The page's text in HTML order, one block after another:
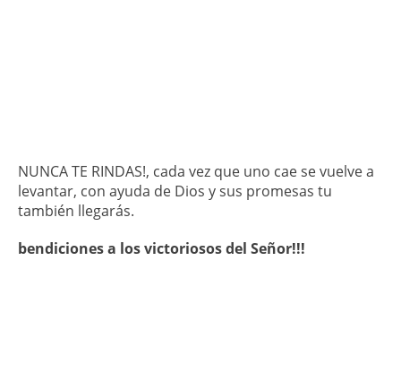
NUNCA TE RINDAS!, cada vez que uno cae se vuelve a
levantar, con ayuda de Dios y sus promesas tu
también llegarás.
bendiciones a los victoriosos del Señor!!!